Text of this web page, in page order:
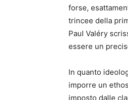
forse,
trincee della
Paul Valéry
essere un
In quanto
imporre un
imposto dalle